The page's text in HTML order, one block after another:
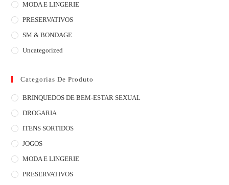
MODA E LINGERIE
PRESERVATIVOS
SM & BONDAGE
Uncategorized
Categorias De Produto
BRINQUEDOS DE BEM-ESTAR SEXUAL
DROGARIA
ITENS SORTIDOS
JOGOS
MODA E LINGERIE
PRESERVATIVOS